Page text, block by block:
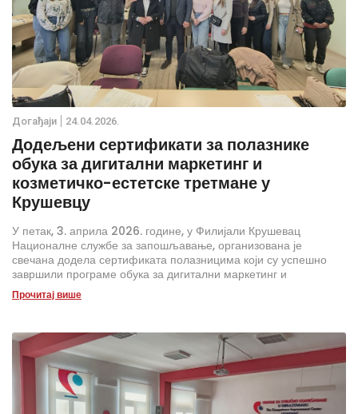
Дoгађаjи 24.04.2026.
Додељени сертификати за полазнике
обука за дигитални маркетинг и
козметичко-естетске третмане у
Крушевцу
У петак, 3. априла 2026. године, у Филијали Крушевац
Националне службе за запошљавање, организована је
свечана додела сертификата полазницима који су успешно
завршили програме обука за дигитални маркетинг и
козметичко-естетске третмане, у оквиру програма „Гаранција
за младе“, намењеног младима до 30 година старости.
Прочитај више